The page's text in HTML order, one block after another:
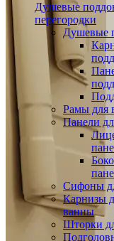
Душевые
перегородки
Душевые
Рамы для
Панели
Сифоны
Карнизы
ванны
Шторки